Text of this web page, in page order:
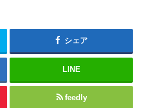
シェア
LINE
feedly